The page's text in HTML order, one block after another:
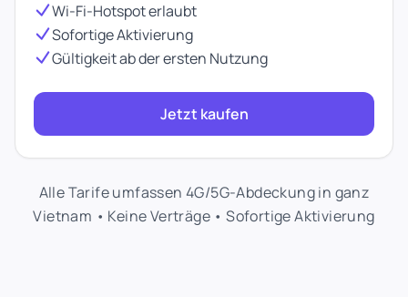
Wi-Fi-Hotspot erlaubt
Sofortige Aktivierung
Gültigkeit ab der ersten Nutzung
Jetzt kaufen
Alle Tarife umfassen 4G/5G-Abdeckung in ganz
Vietnam • Keine Verträge • Sofortige Aktivierung